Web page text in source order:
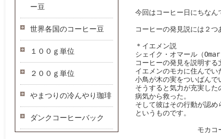
今回はコーヒー日にちなん
コーヒーの発見説には２つ
＊イエメン説
シェイク・オマール（
コーヒーの発見を説明する
イエメンのモカに住んでい
小鳥が木の実をついばんで
そうすると気力が充実した
病気から救った。
そして彼はその行動が認め
というものです。
モカコーヒーの
ー豆
世界各国のコーヒー豆
１００ｇ単位
２００ｇ単位
やまつりの冷んやり珈琲
ダンクコーヒーバック